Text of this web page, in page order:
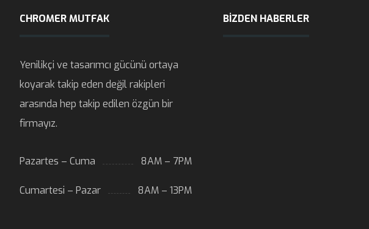
CHROMER MUTFAK
Yenilikçi ve tasarımcı gücünü ortaya
koyarak takip eden değil rakipleri
arasında hep takip edilen özgün bir
firmayız.
Pazartes – Cuma 8AM – 7PM
Cumartesi – Pazar 8AM – 13PM
BIZDEN HABERLER